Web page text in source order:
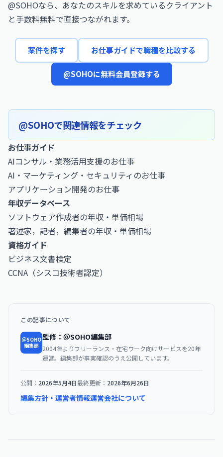
@SOHOなら、あなたのスキルを求めているクライアント
と手数料無料で直接つながれます。
案件を探す お仕事ガイドで職種を比較する
@SOHOに無料会員登録する
@SOHOで関連情報をチェック
お仕事ガイド
AIコンサル・業務活用支援のお仕事
AI・マーケティング・セキュリティのお仕事
アプリケーション開発のお仕事
年収データベース
ソフトウェア作成者の年収・単価相場
著述家，記者，編集者の年収・単価相場
資格ガイド
ビジネス文書検定
CCNA（シスコ技術者認定）
この記事について
＠SOHO
編集部
監修：＠SOHO編集部
2004年よりフリーランス・在宅ワーク向けサービスを20年
運営。編集部が事実確認のうえ公開しています。
公開： 2026年5月4日最終更新： 2026年6月26日
編集方針・運営者情報運営会社について